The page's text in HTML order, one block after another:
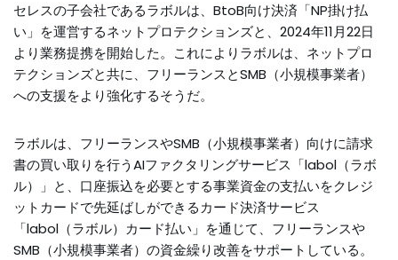
セレスの子会社であるラボルは、BtoB向け決済「NP掛け払
い」を運営するネットプロテクションズと、2024年11月22日
より業務提携を開始した。これによりラボルは、ネットプロ
テクションズと共に、フリーランスとSMB（小規模事業者）
への支援をより強化するそうだ。
ラボルは、フリーランスやSMB（小規模事業者）向けに請求
書の買い取りを行うAIファクタリングサービス「labol（ラボ
ル）」と、口座振込を必要とする事業資金の支払いをクレジ
ットカードで先延ばしができるカード決済サービス
「labol（ラボル）カード払い」を通じて、フリーランスや
SMB（小規模事業者）の資金繰り改善をサポートしている。